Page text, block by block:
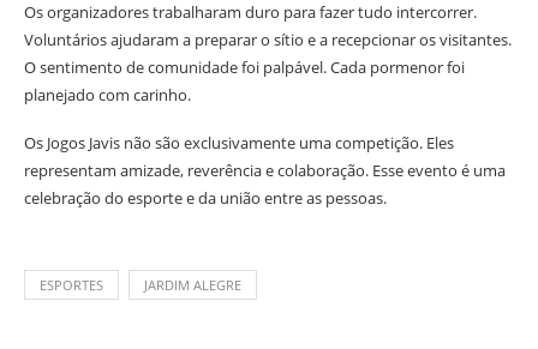
Os organizadores trabalharam duro para fazer tudo intercorrer.
Voluntários ajudaram a preparar o sítio e a recepcionar os visitantes.
O sentimento de comunidade foi palpável. Cada pormenor foi
planejado com carinho.
Os Jogos Javis não são exclusivamente uma competição. Eles
representam amizade, reverência e colaboração. Esse evento é uma
celebração do esporte e da união entre as pessoas.
ESPORTES JARDIM ALEGRE